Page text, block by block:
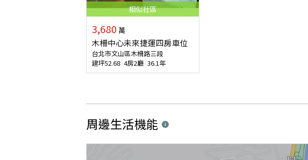
相似社區
3,680 萬
木柵中心未來捷運四房車位
台北市文山區木柵路三段
建坪52.68 4房2廳 36.1年
周邊生活機能